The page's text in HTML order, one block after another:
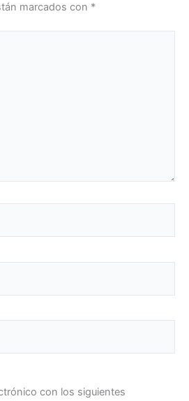
marcados con *
con los siguientes